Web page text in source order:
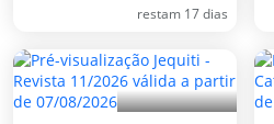
restam 17 dias